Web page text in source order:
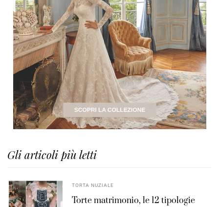
Gli articoli più letti
TORTA NUZIALE
Torte matrimonio, le 12 tipologie